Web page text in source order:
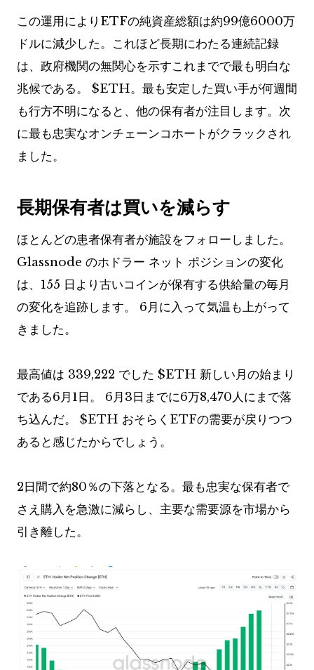
この運用によりETFの純資産総額は約99億6000万
ドルに減少した。これほど長期にわたる連続記録
は、政府機関の無関心を示すこれまでで最も明白な
兆候である。 $ETH。最も安定した買い手が何週間
も行方不明になると、他の保有者が注目します。次
に最も忠実なオンチェーンコホートがクラックされ
ました。
長期保有者は買いを減らす
ほとんどの患者保有者が施設をフォローしました。
Glassnode のホドラー ネット ポジションの変化
は、155 日より古いコインが保有する供給量の毎月
の変化を追跡します。 6月に入って気温も上がって
きました。
最高値は 339,222 でした $ETH 新しい月の始まり
である6月1日。 6月3日までに6万8,470人にまで落
ち込んだ。 $ETH おそらくETFの需要が戻りつつ
あると感じたからでしょう。
2日間で約80％の下落となる。最も忠実な保有者で
さえ購入を急激に減らし、主要な需要源を市場から
引き離した。